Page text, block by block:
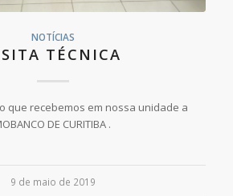
NOTÍCIAS
TÉCNICA
que recebemos em nossa unidade a
DE CURITIBA .
9 de maio de 2019